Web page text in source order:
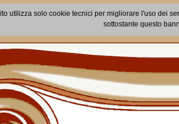
utilizza solo cookie tecnici per migliorare l'uso dei
sottostante questo